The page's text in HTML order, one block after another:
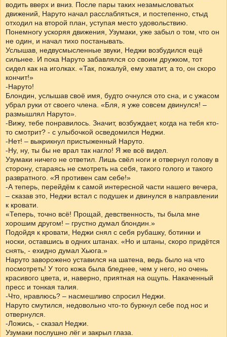
водить вверх и вниз. После пары таких незамысловатых
движений, Наруто начал расслабляться, и постепенно, стыд
отходил на второй план, уступая место удовольствию.
Понемногу ускоряя движения, Узумаки, уже забыл о том, что он
не один, и начал тихо постанывать.
Услышав, недвусмысленные звуки, Неджи возбудился ещё
сильнее. И пока Наруто забавлялся со своим дружком, тот
сидел как на иголках. «Так, пожалуй, ему хватит, а то, он скоро
кончит!»
-Наруто!
Блондин, услышав своё имя, будто очнулся ото сна, и с ужасом
убрал руки от своего члена. «Бля, я уже совсем двинулся! –
размышлял Наруто».
-Вижу, тебе понравилось. Значит, возбуждает, когда на тебя кто-
то смотрит? - с улыбочкой осведомился Неджи.
-Нет! – выкрикнул пристыженный Наруто.
-Ну, ну, ты бы не врал так нагло! Я же всё видел.
Узумаки ничего не ответил. Лишь свёл ноги и отвернул голову в
сторону, стараясь не смотреть на себя, такого голого и такого
развратного. «Я противен сам себе!»
-А теперь, перейдём к самой интересной части нашего вечера,
– сказав это, Неджи встал с подушек и двинулся в направлении
к кровати.
«Теперь, точно всё! Прощай, девственность, ты была мне
хорошим другом! – грустно думал блондин.»
Подойдя к кровати, Неджи снял с себя рубашку, ботинки и
носки, оставшись в одних штанах. «Но и штаны, скоро придётся
снять, - ехидно думал Хьюга.»
Наруто заворожено уставился на шатена, ведь было на что
посмотреть! У того кожа была бледнее, чем у него, но очень
красивого цвета, и, наверно, приятная на ощупь. Накаченный
пресс и тонкая талия.
-Что, нравлюсь? – насмешливо спросил Неджи.
Наруто смутился, недовольно что-то буркнул себе под нос и
отвернулся.
-Ложись, - сказал Неджи.
Узумаки послушно лёг и закрыл глаза.